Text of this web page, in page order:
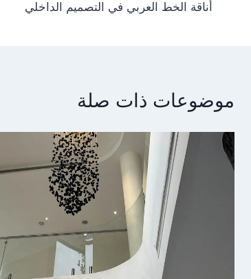
navigation
أناقة الخط العربي في التصميم الداخلي
موضوعات ذات صلة